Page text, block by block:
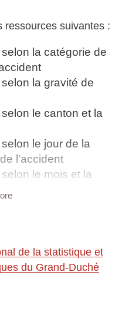
ressources suivantes :
la catégorie de
la gravité de
le canton et la
le jour de la
l'accident
le mois et la
de l'Association
accidents, section
dans les
de la statistique et
du Grand-Duché